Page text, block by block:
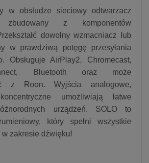
w obsłudze sieciowy odtwarzacz
zbudowany z komponentów
dowolny wzmacniacz lub
w prawdziwą potęgę przesyłania
Obsługuje AirPlay2, Chromecast,
Bluetooth oraz może
z Roon. Wyjścia analogowe,
umożliwiają łatwe
urządzeń. SOLO to
który spełni wszystkie
zakresie dźwięku!